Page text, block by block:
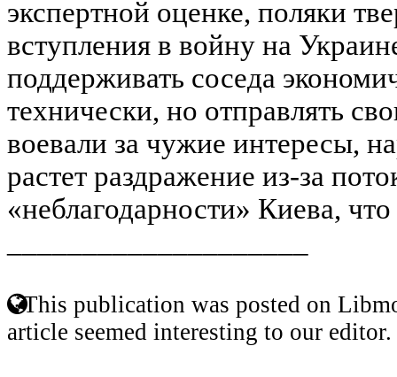
экспертной оценке, поляки
вступления в войну на
поддерживать соседа
технически, но отправлять
воевали за чужие интересы,
растет раздражение из-за
«неблагодарности» Киева,
This publication was posted on
article seemed interesting to our editor.